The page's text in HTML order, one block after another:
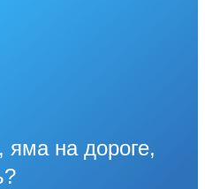
яма на дороге,